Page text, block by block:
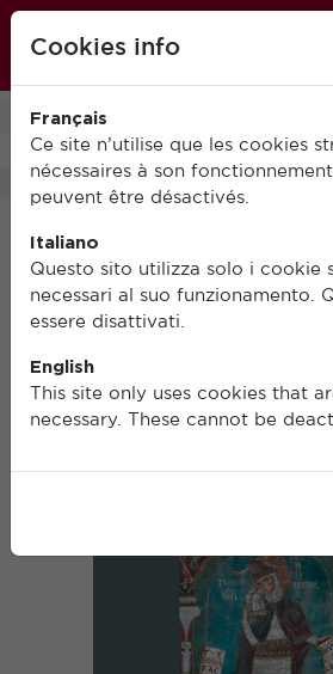
Cookies info
Français
Ce site n’utilise que les cookies
nécessaires à son
peuvent être désactivés.
Italiano
Questo sito utilizza solo i cookie
necessari al suo funzionamento.
essere disattivati.
English
This site only uses cookies that
necessary. These cannot be